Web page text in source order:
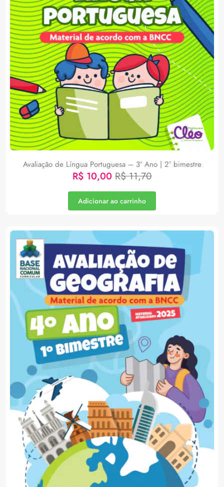
Avaliação de Língua Portuguesa – 3º Ano | 2° bimestre
R$ 10,00 R$11,70
Adicionar ao carrinho